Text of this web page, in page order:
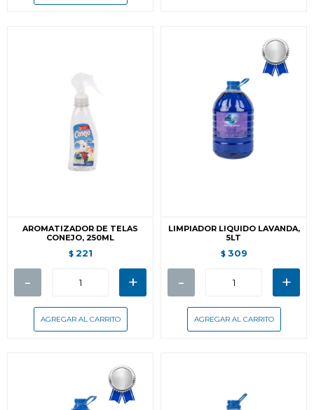
AROMATIZADOR DE TELAS
CONEJO, 250ML
$ 221
- +
LIMPIADOR LIQUIDO LAVANDA,
5LT
$ 309
- +